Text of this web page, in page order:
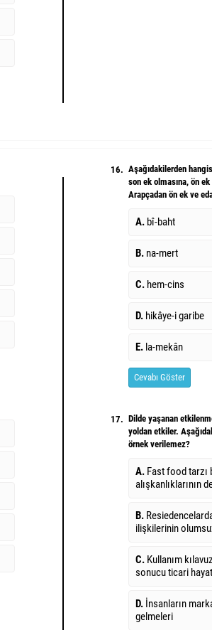
16. Aşağıdakilerden
son ek olmasına, ön
Arapçadan ön ek ve
A. bî-baht
B. na-mert
C. hem-cins
D. hikâye-i garibe
E. la-mekân
Cevabı Göster
17. Dilde yaşanan
yoldan etkiler.
örnek verilemez?
A. Fast food tarzı
alışkanlıklarının
B.
ilişkilerinin
C. Kullanım
sonucu ticari
D. İnsanların
gelmeleri